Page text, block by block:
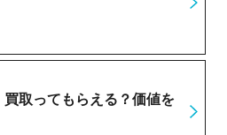
取ってもらえる？価値を